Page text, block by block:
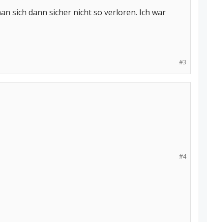
sich dann sicher nicht so verloren. Ich war
#3
#4